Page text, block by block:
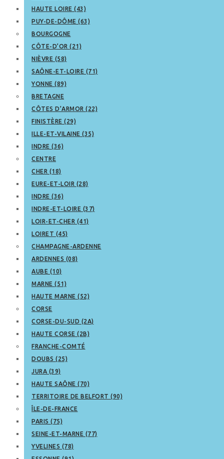
HAUTE LOIRE (43)
PUY-DE-DÔME (63)
BOURGOGNE
CÔTE-D’OR (21)
NIÈVRE (58)
SAÔNE-ET-LOIRE (71)
YONNE (89)
BRETAGNE
CÔTES D’ARMOR (22)
FINISTÈRE (29)
ILLE-ET-VILAINE (35)
INDRE (36)
CENTRE
CHER (18)
EURE-ET-LOIR (28)
INDRE (36)
INDRE-ET-LOIRE (37)
LOIR-ET-CHER (41)
LOIRET (45)
CHAMPAGNE-ARDENNE
ARDENNES (08)
AUBE (10)
MARNE (51)
HAUTE MARNE (52)
CORSE
CORSE-DU-SUD (2A)
HAUTE CORSE (2B)
FRANCHE-COMTÉ
DOUBS (25)
JURA (39)
HAUTE SAÔNE (70)
TERRITOIRE DE BELFORT (90)
ÎLE-DE-FRANCE
PARIS (75)
SEINE-ET-MARNE (77)
YVELINES (78)